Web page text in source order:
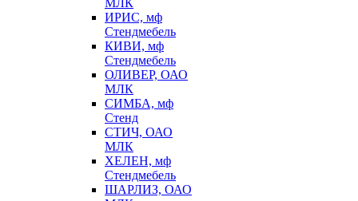
МЛК
ИРИС, мф
Стендмебель
КИВИ, мф
Стендмебель
ОЛИВЕР, ОАО
МЛК
СИМБА, мф
Стенд
СТИЧ, ОАО
МЛК
ХЕЛЕН, мф
Стендмебель
ШАРЛИЗ, ОАО